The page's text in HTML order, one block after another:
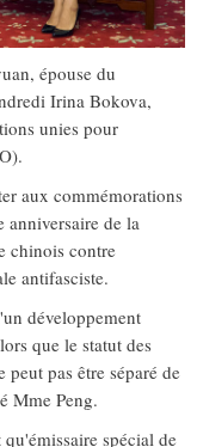
épouse du
Irina Bokova,
unies pour
aux commémorations
anniversaire de la
chinois contre
antifasciste.
développement
que le statut des
pas être séparé de
Mme Peng.
spécial de